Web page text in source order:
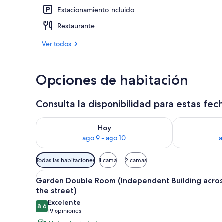
Estacionamiento incluido
Restaurante
Ver todos
Opciones de habitación
Consulta la disponibilidad para estas
Hoy
ago 9 - ago 10
Consulta la disponibilidad para hoy ago 9 - ago 10
Consulta la
Filtros
disponibles
para
las
habitaciones
Todas las habitaciones 1 cama 2 camas
Abrir
todas
las
fotos
Un dormitorio amplio con
6
Garden Double Room (Independent Building
the street)
8.68.6 de 10
Excelente
19 opiniones
(19